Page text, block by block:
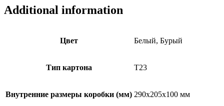
Additional information
Цвет Белый, Бурый
Тип картона Т23
Внутренние размеры коробки (мм) 290х205х100 мм